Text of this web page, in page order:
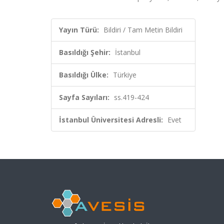
Yayın Türü: Bildiri / Tam Metin Bildiri
Basıldığı Şehir: İstanbul
Basıldığı Ülke: Türkiye
Sayfa Sayıları: ss.419-424
İstanbul Üniversitesi Adresli: Evet